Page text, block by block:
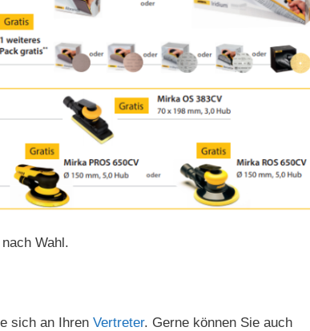
Wahl.
sich an Ihren Vertreter. Gerne können Sie auch